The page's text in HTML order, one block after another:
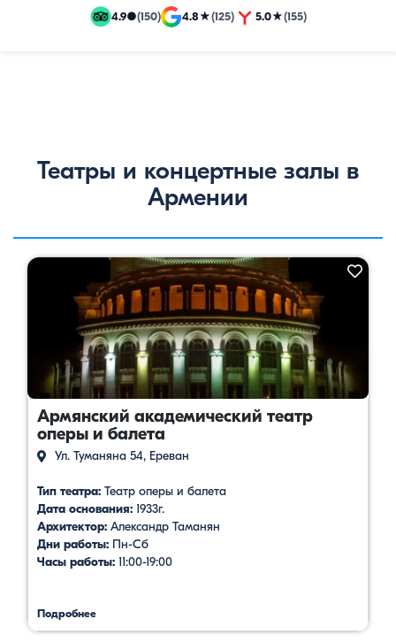
4.9●(150) 4.8★(125) 5.0★(155)
Театры и концертные залы в
Армении
Армянский академический театр
оперы и балета
Ул. Туманяна 54, Ереван
Тип театра: Театр оперы и балета
Дата основания: 1933г.
Архитектор: Александр Таманян
Дни работы: Пн-Сб
Часы работы: 11:00-19:00
Подробнее